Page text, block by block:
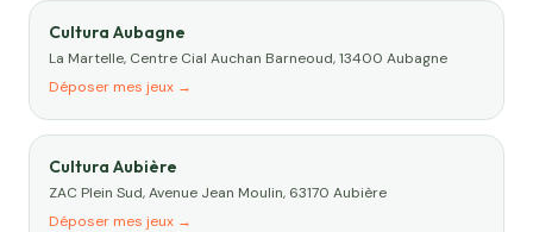
Cultura Aubagne
La Martelle, Centre Cial Auchan Barneoud, 13400 Aubagne
Déposer mes jeux →
Cultura Aubière
ZAC Plein Sud, Avenue Jean Moulin, 63170 Aubière
Déposer mes jeux →